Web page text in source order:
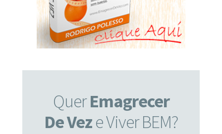
QuerEmagrecer
De Veze Viver BEM?